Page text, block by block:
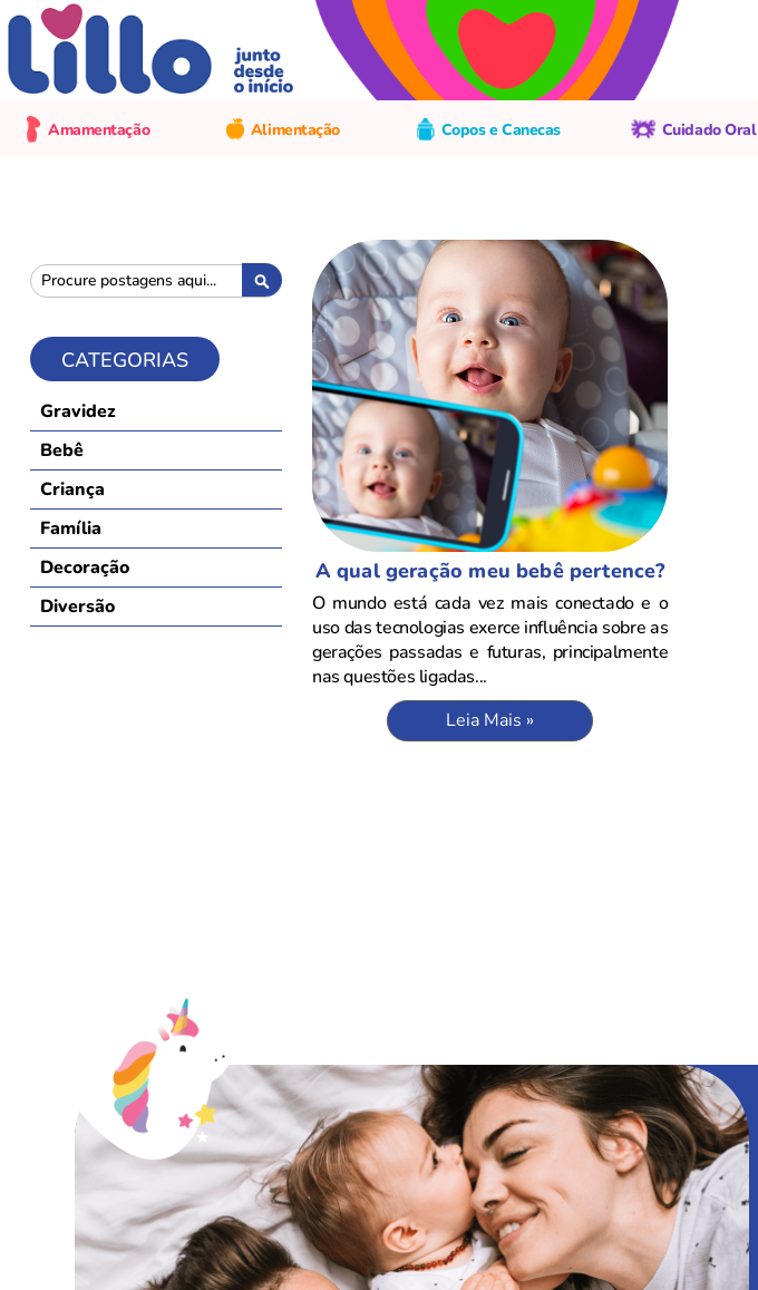
Amamentação Alimentação Copos e Canecas Cuidado Oral
A qual geração meu bebê pertence?
O mundo está cada vez mais conectado e o
uso das tecnologias exerce influência sobre as
gerações passadas e futuras, principalmente
nas questões ligadas...
Leia Mais »
Pesquisa
Pesquisa
CATEGORIAS
Gravidez
Bebê
Criança
Família
Decoração
Diversão